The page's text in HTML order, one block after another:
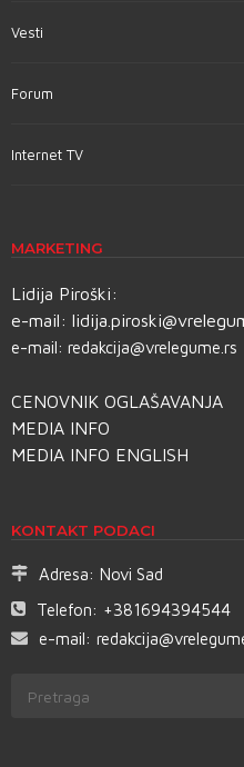
Vesti
Forum
Internet TV
MARKETING
Lidija Piroški:
e-mail:
e-mail: redakcija@vrelegume.rs
CENOVNIK OGLAŠAVANJA
MEDIA INFO
MEDIA INFO ENGLISH
KONTAKT PODACI
Adresa: Novi Sad
Telefon: +381694394544
e-mail: